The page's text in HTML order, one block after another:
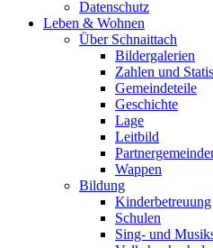
Datenschutz
Leben & Wohnen
Über Schnaittach
Bildergalerien
Zahlen und
Gemeindeteile
Geschichte
Lage
Leitbild
Wappen
Bildung
Kinderbetreuung
Schulen
Sing- und